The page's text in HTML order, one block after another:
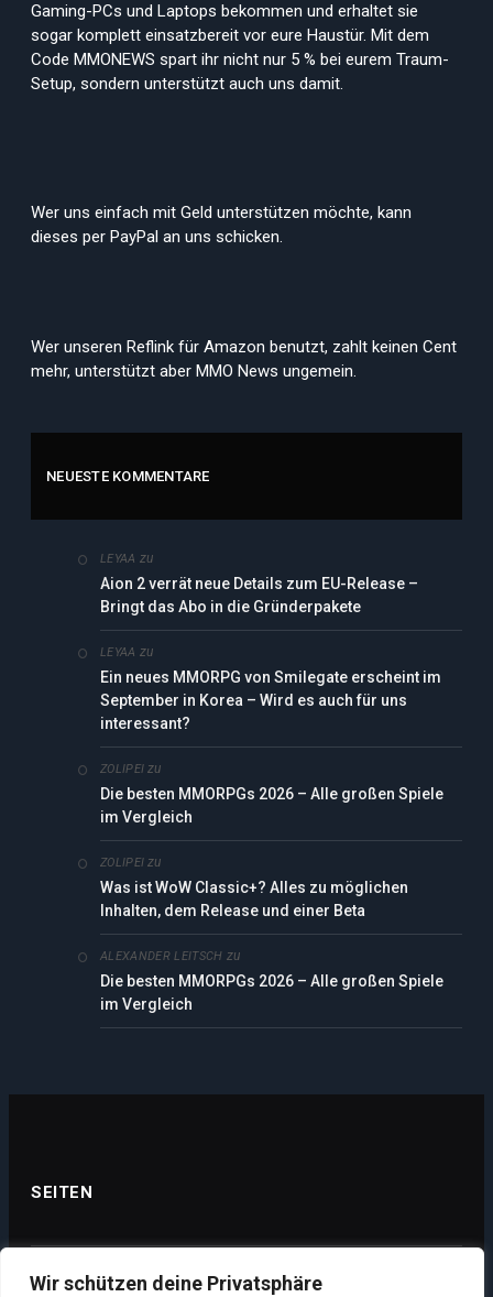
Wir schützen deine Privatsphäre
Gaming-PCs und Laptops bekommen und erhaltet sie
sogar komplett einsatzbereit vor eure Haustür. Mit dem
Code MMONEWS spart ihr nicht nur 5 % bei eurem Traum-
Setup, sondern unterstützt auch uns damit.
Wer uns einfach mit Geld unterstützen möchte, kann
dieses per PayPal an uns schicken.
Wer unseren Reflink für Amazon benutzt, zahlt keinen Cent
mehr, unterstützt aber MMO News ungemein.
NEUESTE KOMMENTARE
LEYAA zu
Aion 2 verrät neue Details zum EU-Release –
Bringt das Abo in die Gründerpakete
LEYAA zu
Ein neues MMORPG von Smilegate erscheint im
September in Korea – Wird es auch für uns
interessant?
ZOLIPEI zu
Die besten MMORPGs 2026 – Alle großen Spiele
im Vergleich
ZOLIPEI zu
Was ist WoW Classic+? Alles zu möglichen
Inhalten, dem Release und einer Beta
ALEXANDER LEITSCH zu
Die besten MMORPGs 2026 – Alle großen Spiele
im Vergleich
SEITEN
Datenschutz